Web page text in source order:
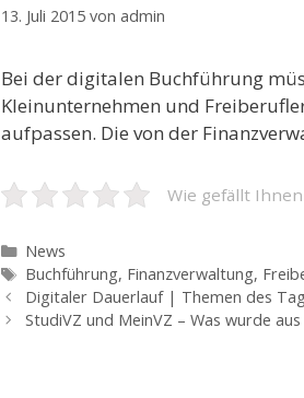
13. Juli 2015 von admin
Bei der digitalen Buchführung
Kleinunternehmen und
aufpassen. Die von der
Wie gefällt
Kategorien
News
Schlagwörter
Buchführung, Finanzverwaltung,
Beitrags-
Navigation
Digitaler Dauerlauf | Themen des
StudiVZ und MeinVZ – Was wurde